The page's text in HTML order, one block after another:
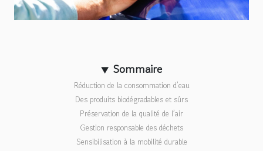
Sommaire
Réduction de la consommation d’eau
Des produits biodégradables et sûrs
Préservation de la qualité de l’air
Gestion responsable des déchets
Sensibilisation à la mobilité durable